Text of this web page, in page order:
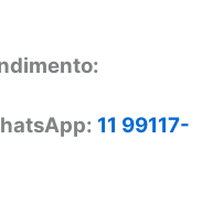
11 99117-